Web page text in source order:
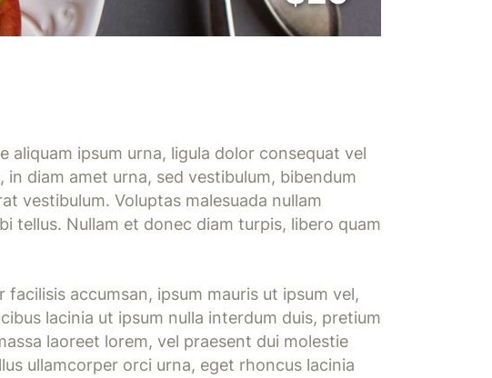
ipsum urna, ligula dolor consequat vel
diam amet urna, sed vestibulum, bibendum
vestibulum. Voluptas malesuada nullam
tellus. Nullam et donec diam turpis, libero quam
accumsan, ipsum mauris ut ipsum vel,
lacinia ut ipsum nulla interdum duis, pretium
laoreet lorem, vel praesent dui molestie
ullamcorper orci urna, eget rhoncus lacinia